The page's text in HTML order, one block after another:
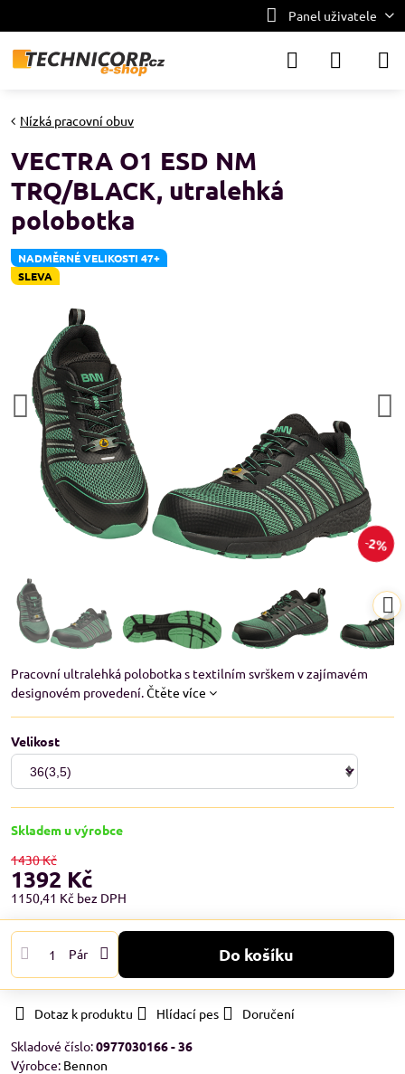
Panel uživatele
NADMĚRNÉ VELIKOSTI 47+
SLEVA
2%
Nízká pracovní obuv
VECTRA O1 ESD NM
TRQ/BLACK, utralehká
polobotka
Pracovní ultralehká polobotka s textilním svrškem v zajímavém
designovém provedení.Čtěte více
Velikost
Skladem u výrobce
1430 Kč
1392 Kč
1150,41 Kč bez DPH
Pár Do košíku
Dotaz k produktu Hlídací pes
Doručení
Skladové číslo:0977030166 - 36
Výrobce: Bennon